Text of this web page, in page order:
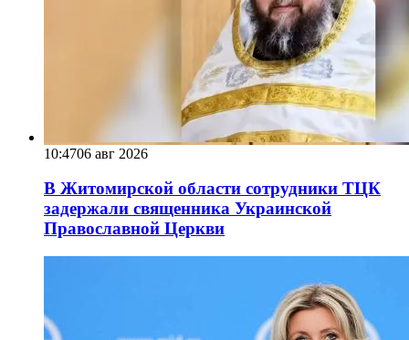
10:4706 авг 2026
В Житомирской области сотрудники ТЦК
задержали священника Украинской
Православной Церкви